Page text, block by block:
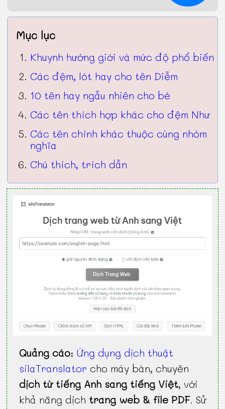
Mục lục
Khuynh hướng giới và mức độ phổ biến
Các đệm, lót hay cho tên Diễm
10 tên hay ngẫu nhiên cho bé
Các tên thích hợp khác cho đệm Như
Các tên chính khác thuộc cùng nhóm
nghĩa
Chú thích, trích dẫn
Quảng cáo:Ứng dụng dịch thuật
silaTranslator cho máy bàn, chuyên
dịch từ tiếng Anh sang tiếng Việt, với
khả năng dịch trang web & file PDF. Sử